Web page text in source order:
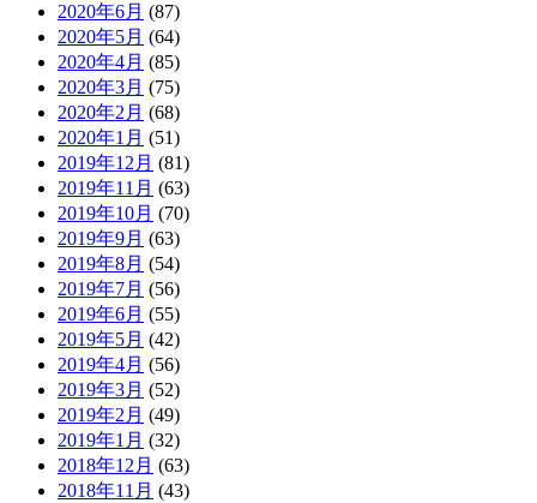
2020年6月 (87)
2020年5月 (64)
2020年4月 (85)
2020年3月 (75)
2020年2月 (68)
2020年1月 (51)
2019年12月 (81)
2019年11月 (63)
2019年10月 (70)
2019年9月 (63)
2019年8月 (54)
2019年7月 (56)
2019年6月 (55)
2019年5月 (42)
2019年4月 (56)
2019年3月 (52)
2019年2月 (49)
2019年1月 (32)
2018年12月 (63)
2018年11月 (43)